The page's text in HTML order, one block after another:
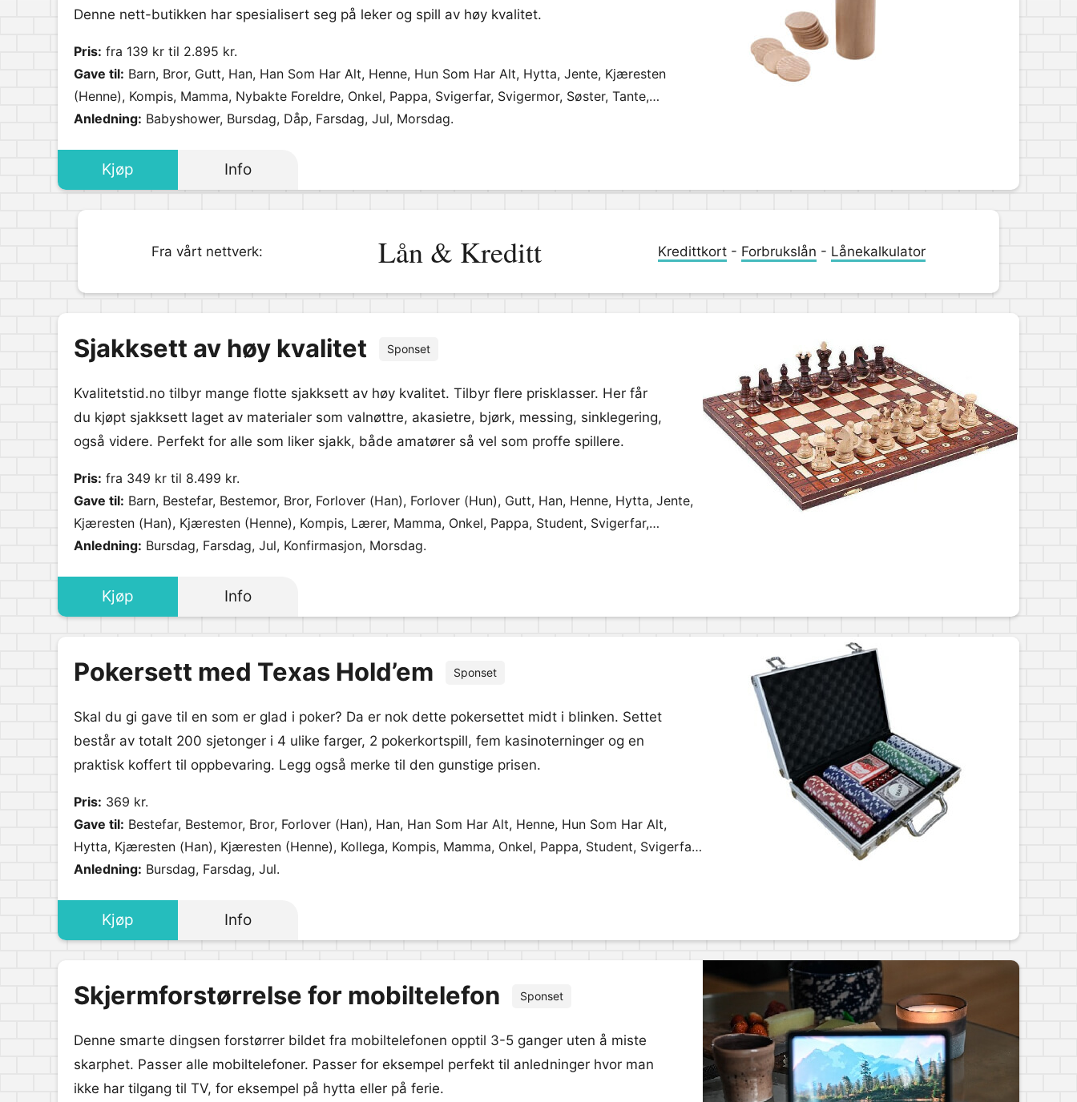
Denne nett-butikken har spesialisert seg på leker og spill av høy kvalitet.
Pris: fra 139 kr til 2.895 kr.
Gave til: Barn, Bror, Gutt, Han, Han Som Har Alt, Henne, Hun Som Har Alt, Hytta, Jente, Kjæresten
(Henne), Kompis, Mamma, Nybakte Foreldre, Onkel, Pappa, Svigerfar, Svigermor, Søster, Tante,
Venninne.
Anledning: Babyshower, Bursdag, Dåp, Farsdag, Jul, Morsdag.
Info
Kjøp
Fra vårt nettverk: Lån & Kreditt Kredittkort- Forbrukslån - Lånekalkulator
Sjakksett av høy kvalitet Sponset
Kvalitetstid.no tilbyr mange flotte sjakksett av høy kvalitet. Tilbyr flere prisklasser. Her får
du kjøpt sjakksett laget av materialer som valnøttre, akasietre, bjørk, messing, sinklegering,
også videre. Perfekt for alle som liker sjakk, både amatører så vel som proffe spillere.
Pris: fra 349 kr til 8.499 kr.
Gave til: Barn, Bestefar, Bestemor, Bror, Forlover (Han), Forlover (Hun), Gutt, Han, Henne, Hytta, Jente,
Kjæresten (Han), Kjæresten (Henne), Kompis, Lærer, Mamma, Onkel, Pappa, Student, Svigerfar,
Svigermor, Søster, Tante, Venninne.
Anledning: Bursdag, Farsdag, Jul, Konfirmasjon, Morsdag.
Info
Kjøp
Pokersett med Texas Hold’em Sponset
Skal du gi gave til en som er glad i poker? Da er nok dette pokersettet midt i blinken. Settet
består av totalt 200 sjetonger i 4 ulike farger, 2 pokerkortspill, fem kasinoterninger og en
praktisk koffert til oppbevaring. Legg også merke til den gunstige prisen.
Pris: 369 kr.
Gave til: Bestefar, Bestemor, Bror, Forlover (Han), Han, Han Som Har Alt, Henne, Hun Som Har Alt,
Hytta, Kjæresten (Han), Kjæresten (Henne), Kollega, Kompis, Mamma, Onkel, Pappa, Student, Svigerfar,
Svigermor, Søster, Tante, Venninne.
Anledning: Bursdag, Farsdag, Jul.
Info
Kjøp
Skjermforstørrelse for mobiltelefon Sponset
Denne smarte dingsen forstørrer bildet fra mobiltelefonen opptil 3-5 ganger uten å miste
skarphet. Passer alle mobiltelefoner. Passer for eksempel perfekt til anledninger hvor man
ikke har tilgang til TV, for eksempel på hytta eller på ferie.